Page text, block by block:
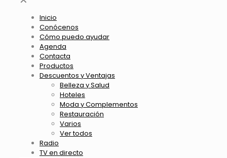
Inicio
Conócenos
Cómo puedo ayudar
Agenda
Contacta
Productos
Descuentos y Ventajas
Belleza y Salud
Hoteles
Moda y Complementos
Restauración
Varios
Ver todos
Radio
TV en directo